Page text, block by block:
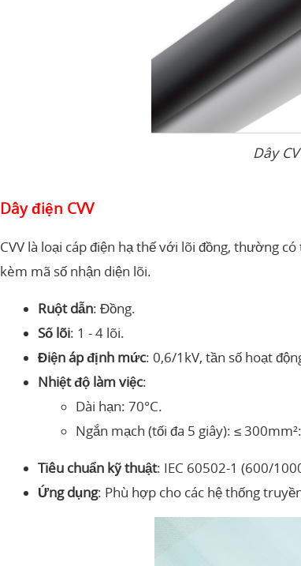
Dây
Dây điện CVV
CVV là loại cáp điện hạ thế với lõi đồng, thường
kèm mã số nhận diện lõi.
Ruột dẫn: Đồng.
Số lõi: 1 - 4 lõi.
Điện áp định mức: 0,6/1kV, tần số hoạt
Nhiệt độ làm việc:
Dài hạn: 70°C.
Ngắn mạch (tối đa 5 giây): ≤
Tiêu chuẩn kỹ thuật: IEC 60502-1 (600/
Ứng dụng: Phù hợp cho các hệ thống